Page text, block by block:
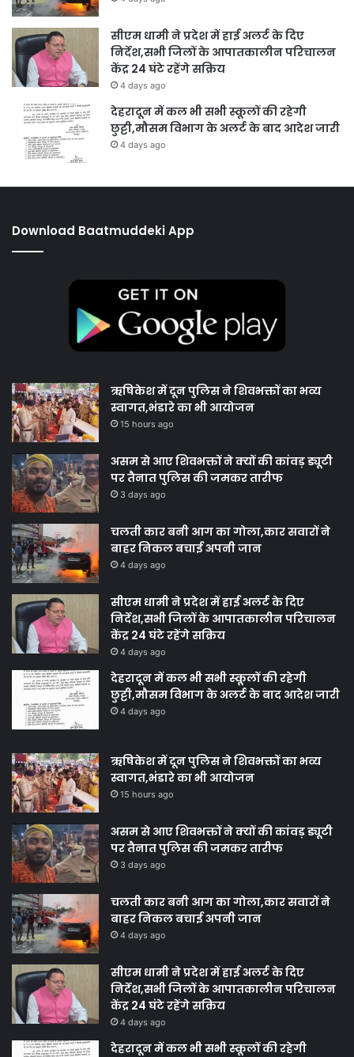
सीएम धामी ने प्रदेश में हाई अलर्ट के दिए
निर्देश,सभी जिलों के आपातकालीन परिचालन
केंद्र 24 घंटे रहेंगे सक्रिय
4 days ago
देहरादून में कल भी सभी स्कूलों की रहेगी
छुट्टी,मौसम विभाग के अलर्ट के बाद आदेश जारी
4 days ago
Download Baatmuddeki App
ऋषिकेश में दून पुलिस ने शिवभक्तों का भव्य
स्वागत,भंडारे का भी आयोजन
15 hours ago
असम से आए शिवभक्तों ने क्यों की कांवड़ ड्यूटी
पर तैनात पुलिस की जमकर तारीफ
3 days ago
चलती कार बनी आग का गोला,कार सवारों ने
बाहर निकल बचाई अपनी जान
4 days ago
सीएम धामी ने प्रदेश में हाई अलर्ट के दिए
निर्देश,सभी जिलों के आपातकालीन परिचालन
केंद्र 24 घंटे रहेंगे सक्रिय
4 days ago
देहरादून में कल भी सभी स्कूलों की रहेगी
छुट्टी,मौसम विभाग के अलर्ट के बाद आदेश जारी
4 days ago
ऋषिकेश में दून पुलिस ने शिवभक्तों का भव्य
स्वागत,भंडारे का भी आयोजन
15 hours ago
असम से आए शिवभक्तों ने क्यों की कांवड़ ड्यूटी
पर तैनात पुलिस की जमकर तारीफ
3 days ago
चलती कार बनी आग का गोला,कार सवारों ने
बाहर निकल बचाई अपनी जान
4 days ago
सीएम धामी ने प्रदेश में हाई अलर्ट के दिए
निर्देश,सभी जिलों के आपातकालीन परिचालन
केंद्र 24 घंटे रहेंगे सक्रिय
4 days ago
देहरादून में कल भी सभी स्कूलों की रहेगी